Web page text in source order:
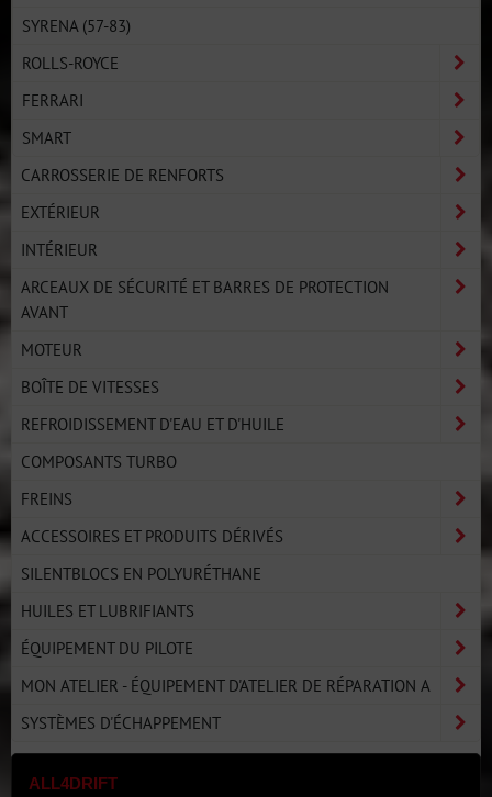
SYRENA (57-83)
ROLLS-ROYCE
FERRARI
SMART
CARROSSERIE DE RENFORTS
EXTÉRIEUR
INTÉRIEUR
ARCEAUX DE SÉCURITÉ ET BARRES DE PROTECTION
AVANT
MOTEUR
BOÎTE DE VITESSES
REFROIDISSEMENT D'EAU ET D'HUILE
COMPOSANTS TURBO
FREINS
ACCESSOIRES ET PRODUITS DÉRIVÉS
SILENTBLOCS EN POLYURÉTHANE
HUILES ET LUBRIFIANTS
ÉQUIPEMENT DU PILOTE
MON ATELIER - ÉQUIPEMENT D'ATELIER DE RÉPARATION A
SYSTÈMES D'ÉCHAPPEMENT
ALL4DRIFT